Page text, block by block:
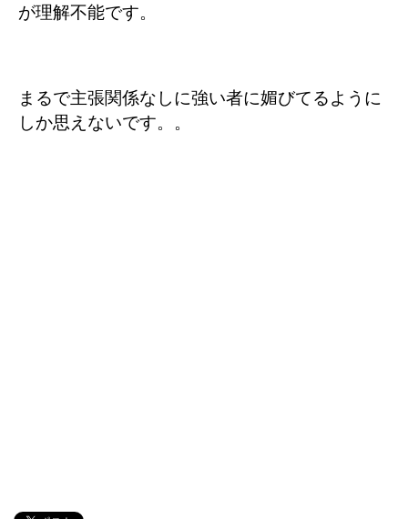
が理解不能です。
まるで主張関係なしに強い者に媚びてるように
しか思えないです。。